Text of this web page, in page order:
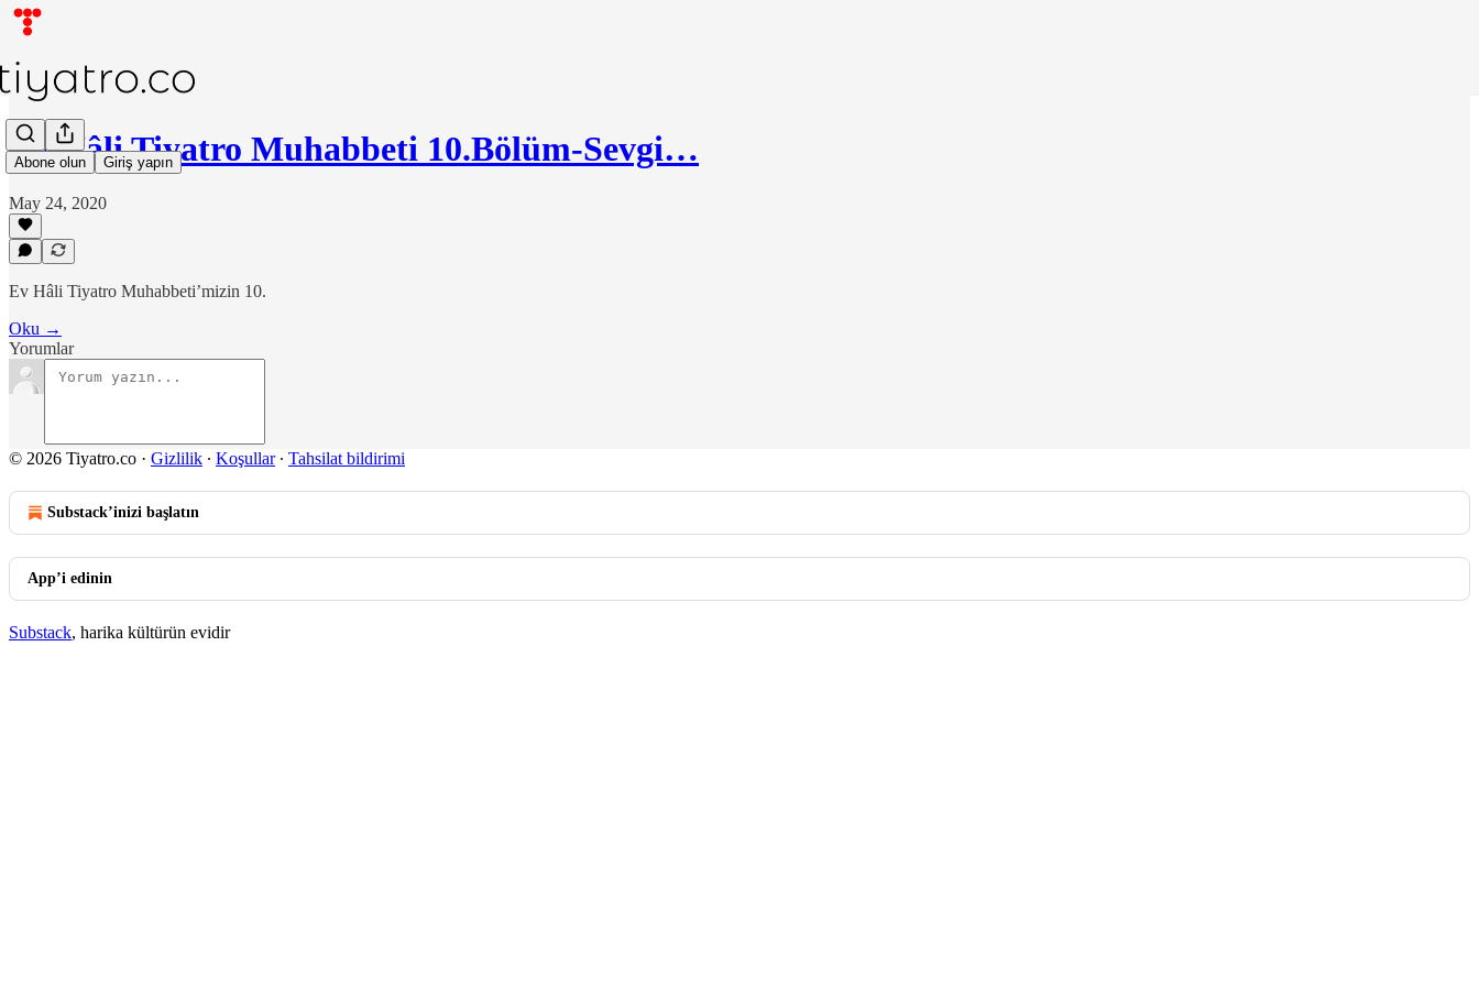
Abone olun Giriş yapın
Ev Hâli Tiyatro Muhabbeti 10.Bölüm-Sevgi…
May 24, 2020
Ev Hâli Tiyatro Muhabbeti’mizin 10.
Oku →
Yorumlar
© 2026 Tiyatro.co · Gizlilik ∙ Koşullar∙ Tahsilat bildirimi
Substack’inizi başlatın
App’i edinin
Substack, harika kültürün evidir